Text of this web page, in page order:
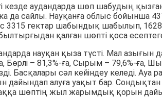
кезде аудандарда шөп шабудың
да сайлы. Науқанға облыс бойынша
3315 гектар шабындық шабылып,
қалған шөпті қоса
науқан қыза түсті. Мал азығын
Бөрлі – 81,3%-ға, Сырым – 79,6%-ға,
Басқалары сәл кейіндеу келеді.
дайындап алуға уақыт бар. Сондықтан
шөптің жыл жарымдық қорын